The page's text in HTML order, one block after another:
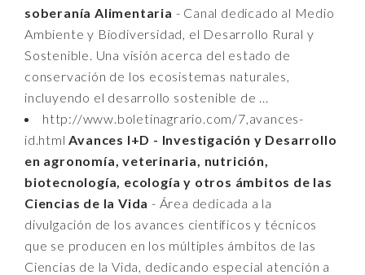
soberanía Alimentaria - Canal dedicado al Medio
Ambiente y Biodiversidad, el Desarrollo Rural y
Sostenible. Una visión acerca del estado de
conservación de los ecosistemas naturales,
incluyendo el desarrollo sostenible de ...
http://www.boletinagrario.com/7,avances-
id.htmlAvances I+D - Investigación y Desarrollo
en agronomía, veterinaria, nutrición,
biotecnología, ecología y otros ámbitos de las
Ciencias de la Vida - Área dedicada a la
divulgación de los avances científicos y técnicos
que se producen en los múltiples ámbitos de las
Ciencias de la Vida, dedicando especial atención a